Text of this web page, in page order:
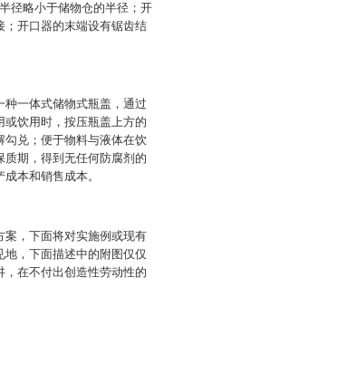
径略小于储物仓的半径；开
；开口器的末端设有锯齿结
一体式储物式瓶盖，通过
饮用时，按压瓶盖上方的
勾兑；便于物料与液体在饮
期，得到无任何防腐剂的
本和销售成本。
案，下面将对实施例或现有
，下面描述中的附图仅仅
在不付出创造性劳动性的